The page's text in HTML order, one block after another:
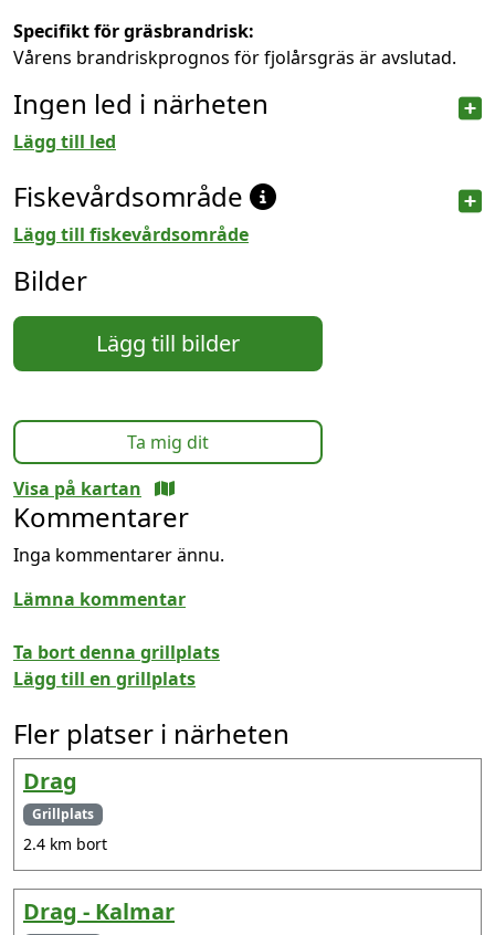
Specifikt för gräsbrandrisk:
Vårens brandriskprognos för fjolårsgräs är avslutad.
Ingen led i närheten
Lägg till led
Fiskevårdsområde
Lägg till fiskevårdsområde
Bilder
Lägg till bilder
Ta mig dit
Visa på kartan
Kommentarer
Inga kommentarer ännu.
Lämna kommentar
Ta bort denna grillplats
Lägg till en grillplats
Fler platser i närheten
Drag
Grillplats
2.4 km bort
Drag - Kalmar